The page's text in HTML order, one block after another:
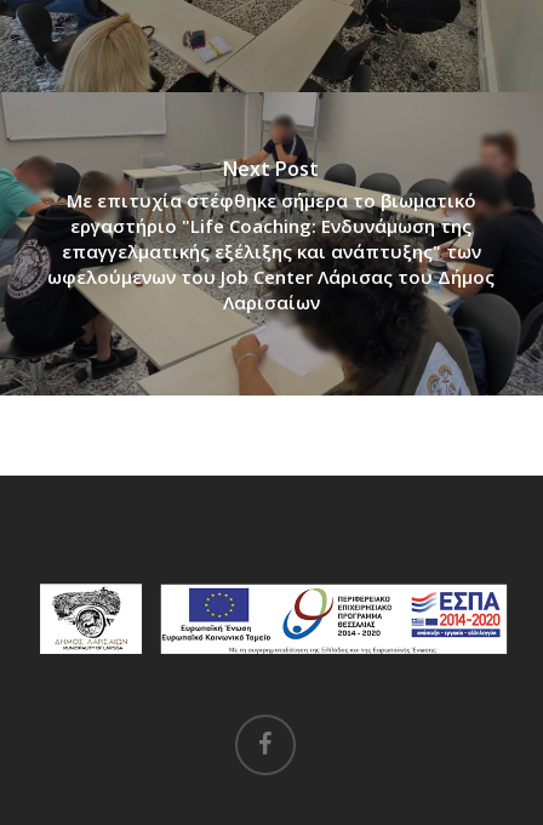
Next Post
Με επιτυχία στέφθηκε σήμερα το βιωματικό
εργαστήριο "Life Coaching: Ενδυνάμωση της
επαγγελματικής εξέλιξης και ανάπτυξης" των
ωφελούμενων του Job Center Λάρισας του Δήμος
Λαρισαίων
facebook